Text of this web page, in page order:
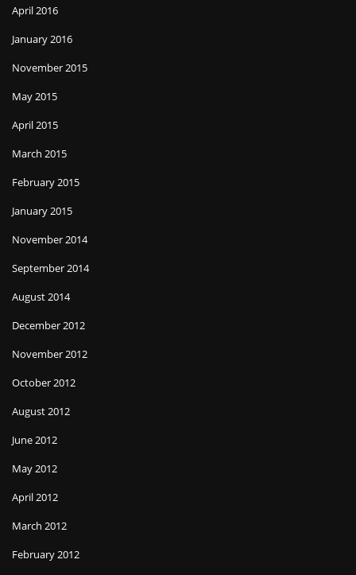
April 2016
January 2016
November 2015
May 2015
April 2015
March 2015
February 2015
January 2015
November 2014
September 2014
August 2014
December 2012
November 2012
October 2012
August 2012
June 2012
May 2012
April 2012
March 2012
February 2012